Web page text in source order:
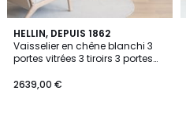
HELLIN, DEPUIS 1862
Vaisselier en chêne blanchi 3
portes vitrées 3 tiroirs 3 portes
2639,00 €